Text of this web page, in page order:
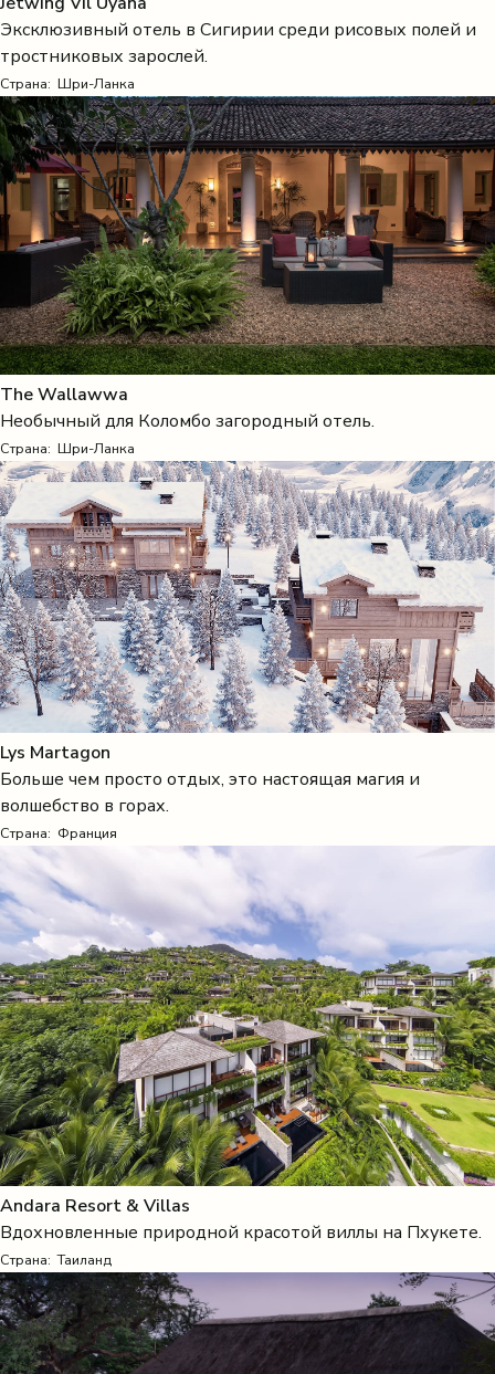
Эксклюзивный отель в Сигирии среди рисовых полей и
тростниковых зарослей.
Страна: Шри-Ланка
The Wallawwa
Необычный для Коломбо загородный отель.
Страна: Шри-Ланка
Lys Martagon
Больше чем просто отдых, это настоящая магия и
волшебство в горах.
Страна: Франция
Andara Resort & Villas
Вдохновленные природной красотой виллы на Пхукете.
Страна:Таиланд